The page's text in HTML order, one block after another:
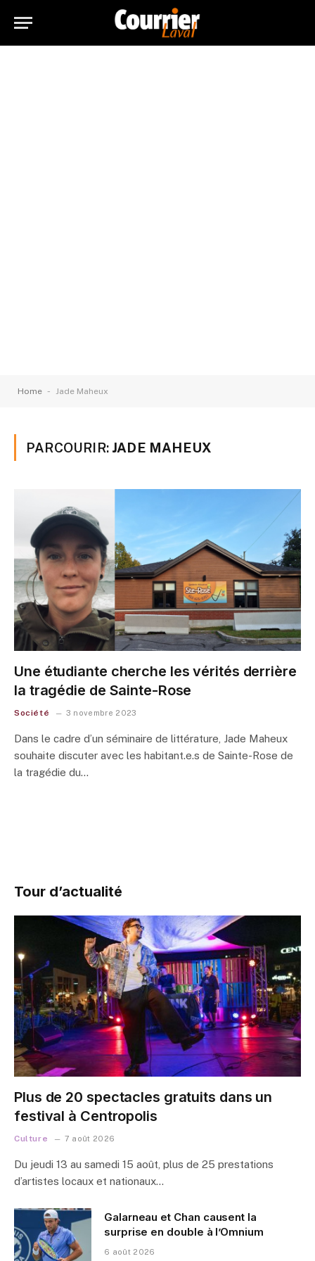
Home - Jade Maheux
PARCOURIR: JADE MAHEUX
Une étudiante cherche les vérités derrière
la tragédie de Sainte-Rose
Société 3 novembre 2023
Dans le cadre d’un séminaire de littérature, Jade Maheux
souhaite discuter avec les habitant.e.s de Sainte-Rose de
la tragédie du…
Tour d’actualité
Plus de 20 spectacles gratuits dans un
festival à Centropolis
Culture 7 août 2026
Du jeudi 13 au samedi 15 août, plus de 25 prestations
d’artistes locaux et nationaux…
Galarneau et Chan causent la
surprise en double à l’Omnium
6 août 2026